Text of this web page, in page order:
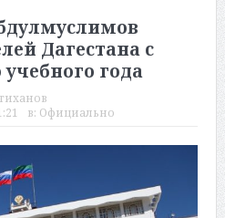
Дагестана с
года
в: Официально